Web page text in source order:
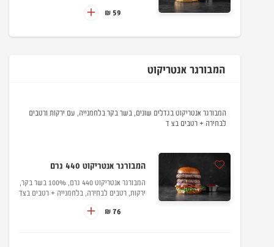
59 ₪
המבורגר אנטריקוט
המבורגר אנטריקוט בגדלים שונים, בשר בקר בלחמנייה, עם ירקות ורטבים
לבחירה + רטבים בצ ד
המבורגר אנטריקוט 440 גרם
המבורגר אנטריקוט 440 גרם, 100% בשר בקר,
ירקות, רטבים לבחירה, בלחמנייה + רטבים בצד
76 ₪